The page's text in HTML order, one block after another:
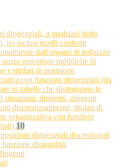
dirigenziali, a qualsiasi titolo
ivi inclusi quelli conferiti
dall'organo di indirizzo
procedure pubbliche di
e titolari di posizione
con funzioni dirigenziali (da
in tabelle che distinguano le
situazioni: dirigenti, dirigenti
discrezionalmente, titolari di
organizzativa con funzioni
10
dirigenziali discrezionali
funzione disponibili